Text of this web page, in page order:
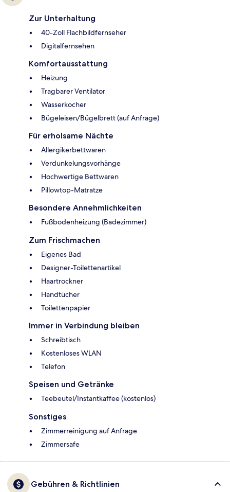
Zur Unterhaltung
40-Zoll Flachbildfernseher
Digitalfernsehen
Komfortausstattung
Heizung
Tragbarer Ventilator
Wasserkocher
Bügeleisen/Bügelbrett (auf Anfrage)
Für erholsame Nächte
Allergikerbettwaren
Verdunkelungsvorhänge
Hochwertige Bettwaren
Pillowtop-Matratze
Besondere Annehmlichkeiten
Fußbodenheizung (Badezimmer)
Zum Frischmachen
Eigenes Bad
Designer-Toilettenartikel
Haartrockner
Handtücher
Toilettenpapier
Immer in Verbindung bleiben
Schreibtisch
Kostenloses WLAN
Telefon
Speisen und Getränke
Teebeutel/Instantkaffee (kostenlos)
Sonstiges
Zimmerreinigung auf Anfrage
Zimmersafe
Gebühren & Richtlinien